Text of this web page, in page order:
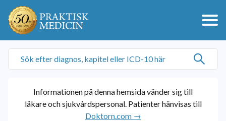
Informationen på denna hemsida vänder sig till
läkare och sjukvårdspersonal. Patienter hänvisas till
Doktorn.com →